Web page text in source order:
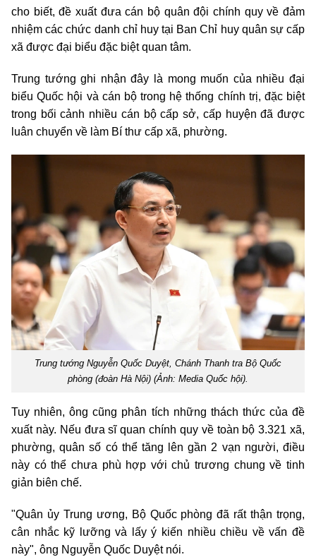
cho biết, đề xuất đưa cán bộ quân đội chính quy về đảm
nhiệm các chức danh chỉ huy tại Ban Chỉ huy quân sự cấp
xã được đại biểu đặc biệt quan tâm.
Trung tướng ghi nhận đây là mong muốn của nhiều đại
biểu Quốc hội và cán bộ trong hệ thống chính trị, đặc biệt
trong bối cảnh nhiều cán bộ cấp sở, cấp huyện đã được
luân chuyển về làm Bí thư cấp xã, phường.
Trung tướng Nguyễn Quốc Duyệt, Chánh Thanh tra Bộ Quốc
phòng (đoàn Hà Nội) (Ảnh: Media Quốc hội).
Tuy nhiên, ông cũng phân tích những thách thức của đề
xuất này. Nếu đưa sĩ quan chính quy về toàn bộ 3.321 xã,
phường, quân số có thể tăng lên gần 2 vạn người, điều
này có thể chưa phù hợp với chủ trương chung về tinh
giản biên chế.
"Quân ủy Trung ương, Bộ Quốc phòng đã rất thận trọng,
cân nhắc kỹ lưỡng và lấy ý kiến nhiều chiều về vấn đề
này", ông Nguyễn Quốc Duyệt nói.